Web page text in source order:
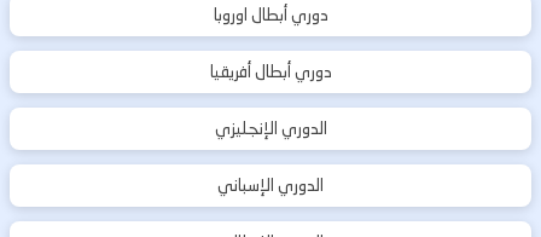
دوري أبطال اوروبا
دوري أبطال أفريقيا
الدوري الإنجليزي
الدوري الإسباني